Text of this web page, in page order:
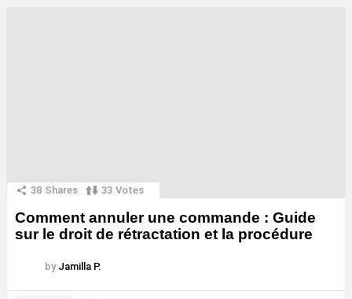
38 Shares 33 Votes
Comment annuler une commande : Guide
sur le droit de rétractation et la procédure
by Jamilla P.